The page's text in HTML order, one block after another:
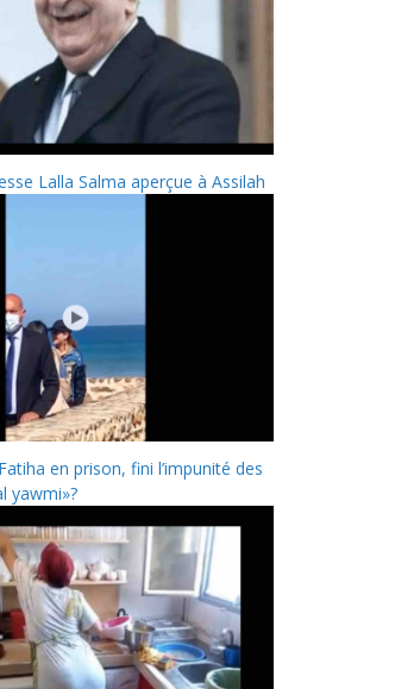
Lalla Salma aperçue à Assilah
en prison, fini l’impunité des
yawmi»?